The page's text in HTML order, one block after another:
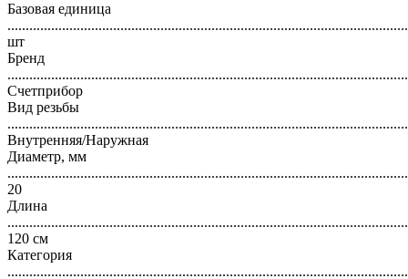
Базовая единица
шт
Бренд
Счетприбор
Вид резьбы
Внутренняя/Наружная
Диаметр, мм
20
Длина
120 см
Категория